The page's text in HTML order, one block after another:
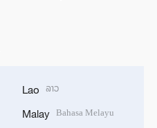
Lao ລາວ
Malay Bahasa Melayu